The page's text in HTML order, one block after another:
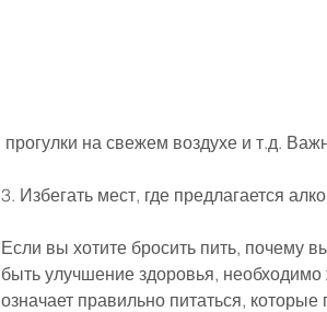
прогулки на свежем воздухе и т.д.
3. Избегать мест, где предлагается
Если вы хотите бросить пить, почему
быть улучшение здоровья,
означает правильно питаться,